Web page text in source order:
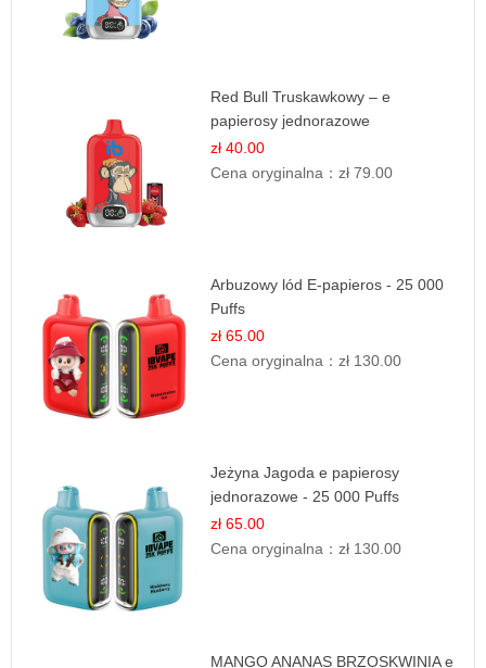
Red Bull Truskawkowy – e
papierosy jednorazowe
zł 40.00
Cena oryginalna：zł 79.00
Arbuzowy lód E-papieros - 25 000
Puffs
zł 65.00
Cena oryginalna：zł 130.00
Jeżyna Jagoda e papierosy
jednorazowe - 25 000 Puffs
zł 65.00
Cena oryginalna：zł 130.00
MANGO ANANAS BRZOSKWINIA e